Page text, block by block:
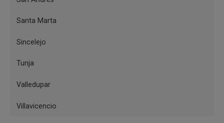
ocuparon el departamento desde
hace unos 2500 años, preservando y
orfebrería, con el objetivo de generar
procesos de conservación,
Santa Marta
Sincelejo
Tunja
Valledupar
Villavicencio